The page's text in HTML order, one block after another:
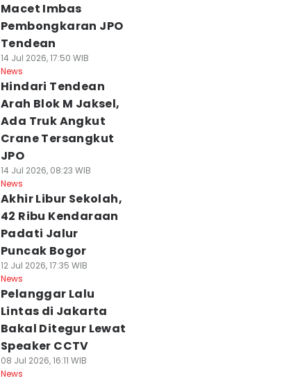
Macet Imbas
Pembongkaran JPO
Tendean
14 Jul 2026, 17:50 WIB
News
Hindari Tendean
Arah Blok M Jaksel,
Ada Truk Angkut
Crane Tersangkut
JPO
14 Jul 2026, 08:23 WIB
News
Akhir Libur Sekolah,
42 Ribu Kendaraan
Padati Jalur
Puncak Bogor
12 Jul 2026, 17:35 WIB
News
Pelanggar Lalu
Lintas di Jakarta
Bakal Ditegur Lewat
Speaker CCTV
08 Jul 2026, 16:11 WIB
News